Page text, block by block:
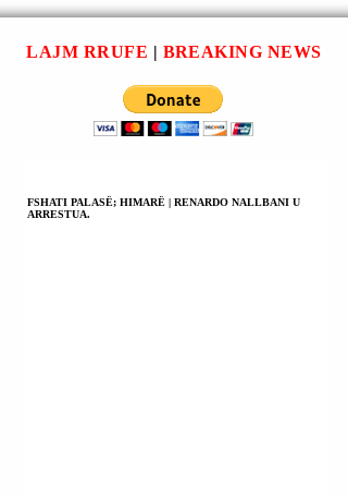
BASHKËPUNIM
NDAJ ARTOR
MARAJT DHE
DONAT MARAJT.
LAJM RRUFE | BREAKING NEWS
FSHATI PALASË; HIMARË | RENARDO NALLBANI U
ARRESTUA.